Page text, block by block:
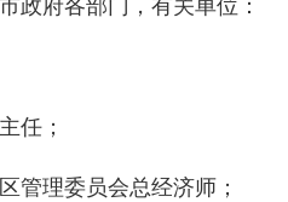
任；
管理委员会总经济师；